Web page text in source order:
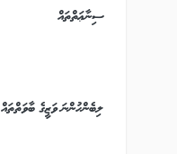
ސިނާޢަތްތައް
ލިބެންހުންނަ ވަޒީގެ ބާވަތްތައް